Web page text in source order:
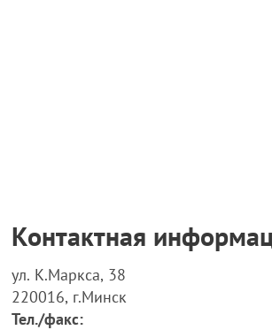
Контактная
ул. К.Маркса, 38
220016, г.Минск
Тел./факс: